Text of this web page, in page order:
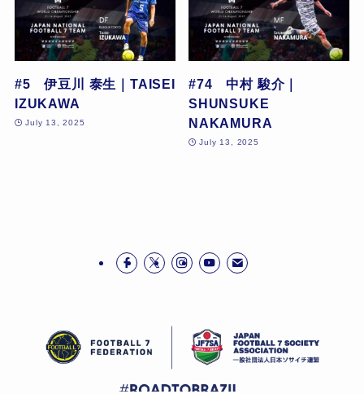
#5 伊豆川 泰生｜TAISEI
IZUKAWA
July 13, 2025
#74 中村 駿介｜
SHUNSUKE
NAKAMURA
July 13, 2025